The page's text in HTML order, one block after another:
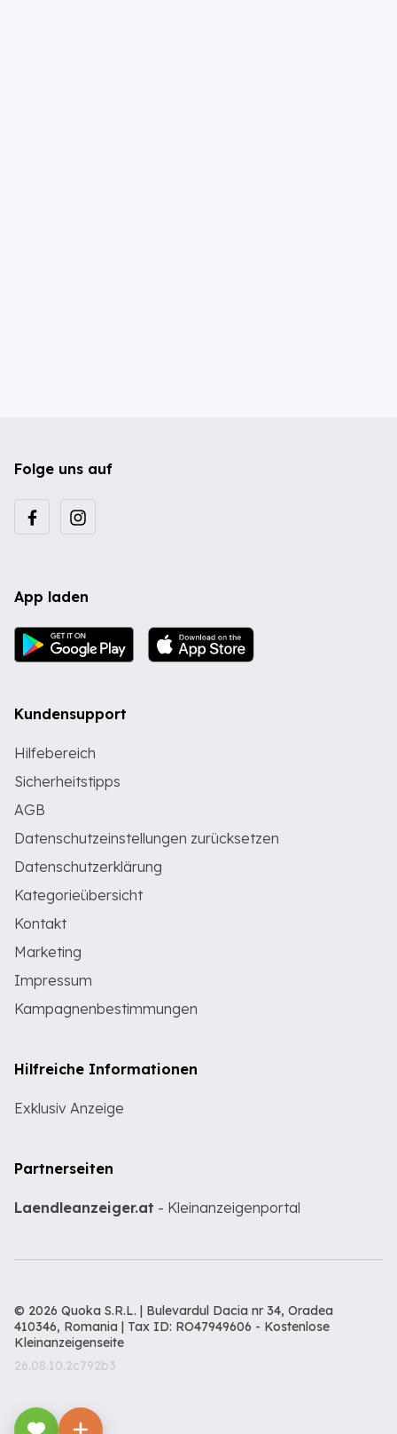
Folge uns auf
App laden
Kundensupport
Hilfebereich
Sicherheitstipps
AGB
Datenschutzeinstellungen zurücksetzen
Datenschutzerklärung
Kategorieübersicht
Kontakt
Marketing
Impressum
Kampagnenbestimmungen
Hilfreiche Informationen
Exklusiv Anzeige
Partnerseiten
Laendleanzeiger.at - Kleinanzeigenportal
© 2026 Quoka S.R.L. | Bulevardul Dacia nr 34, Oradea
410346, Romania | Tax ID: RO47949606 - Kostenlose
Kleinanzeigenseite
26.08.10.2c792b3